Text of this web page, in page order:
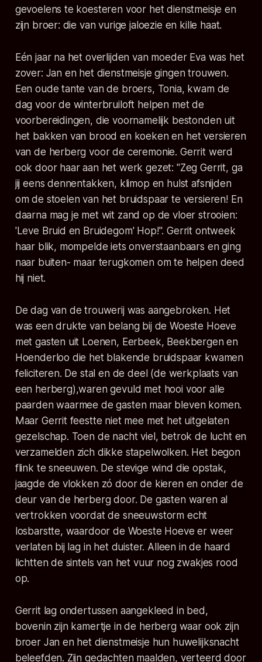
gevoelens te koesteren voor het dienstmeisje en
zijn broer: die van vurige jaloezie en kille haat.
Eén jaar na het overlijden van moeder Eva was het
zover: Jan en het dienstmeisje gingen trouwen.
Een oude tante van de broers, Tonia, kwam de
dag voor de winterbruiloft helpen met de
voorbereidingen, die voornamelijk bestonden uit
het bakken van brood en koeken en het versieren
van de herberg voor de ceremonie. Gerrit werd
ook door haar aan het werk gezet: "Zeg Gerrit, ga
jij eens dennentakken, klimop en hulst afsnijden
om de stoelen van het bruidspaar te versieren! En
daarna mag je met wit zand op de vloer strooien:
'Leve Bruid en Bruidegom' Hop!". Gerrit ontweek
haar blik, mompelde iets onverstaanbaars en ging
naar buiten- maar terugkomen om te helpen deed
hij niet.
De dag van de trouwerij was aangebroken. Het
was een drukte van belang bij de Woeste Hoeve
met gasten uit Loenen, Eerbeek, Beekbergen en
Hoenderloo die het blakende bruidspaar kwamen
feliciteren. De stal en de deel (de werkplaats van
een herberg),waren gevuld met hooi voor alle
paarden waarmee de gasten maar bleven komen.
Maar Gerrit feestte niet mee met het uitgelaten
gezelschap. Toen de nacht viel, betrok de lucht en
verzamelden zich dikke stapelwolken. Het begon
flink te sneeuwen. De stevige wind die opstak,
jaagde de vlokken zó door de kieren en onder de
deur van de herberg door. De gasten waren al
vertrokken voordat de sneeuwstorm echt
losbarstte, waardoor de Woeste Hoeve er weer
verlaten bij lag in het duister. Alleen in de haard
lichtten de sintels van het vuur nog zwakjes rood
op.
Gerrit lag ondertussen aangekleed in bed,
bovenin zijn kamertje in de herberg waar ook zijn
broer Jan en het dienstmeisje hun huwelijksnacht
beleefden. Zijn gedachten maalden, verteerd door